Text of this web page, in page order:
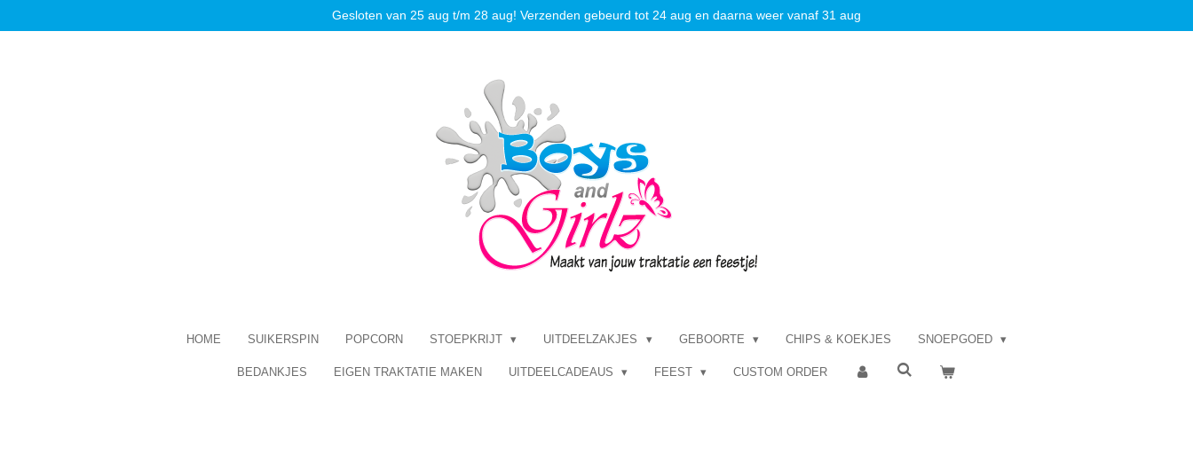
direct
Gesloten van 25 aug t/m 28 aug! Verzenden gebeurd tot 24 aug en daarna weer vanaf 31 aug
HOME SUIKERSPIN POPCORN STOEPKRIJT UITDEELZAKJES GEBOORTE CHIPS & KOEKJES SNOEPGOED
BEDANKJES EIGEN TRAKTATIE MAKEN UITDEELCADEAUS FEEST CUSTOM ORDER